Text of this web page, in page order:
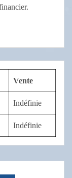
Vente
Indéfinie
Indéfinie